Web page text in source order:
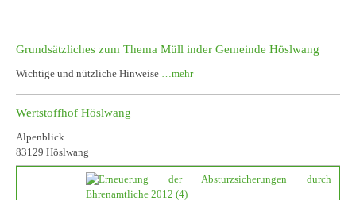
Grundsätzliches zum Thema Müll inder Gemeinde Höslwang
Wichtige und nützliche Hinweise …mehr
Wertstoffhof Höslwang
Alpenblick
83129 Höslwang